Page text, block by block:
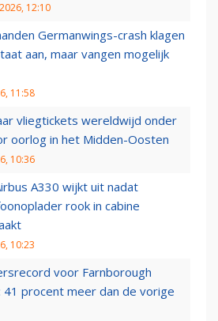
12:10
Germanwings-crash klagen
aan, maar vangen mogelijk
11:58
vliegtickets wereldwijd onder
oorlog in het Midden-Oosten
10:36
A330 wijkt uit nadat
rook in cabine
10:23
voor Farnborough
41 procent meer dan de vorige